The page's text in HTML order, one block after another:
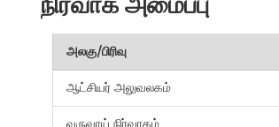
அலகு/பிரிவு
ஆட்சியர் அலுவலகம்